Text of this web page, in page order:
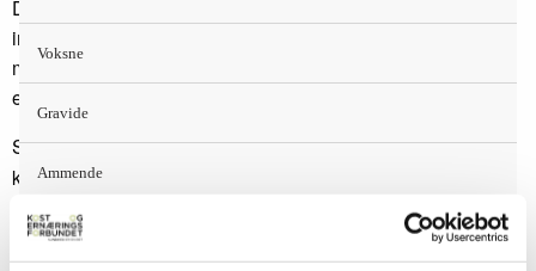
Voksne
Gravide
Ammende
Børn og unge
Da patienterne ofte har nedsat appetit, er det nødvendigt at
indtage mere energi og protein i en mindre mængde mad,
med henblik på at sikre en tilstrækkelig protein- og
energiindtagelse.
Sygehuskosten er såledesikkeet forbillede for raskes
kostvaner.
Madens konsistens kan have stor betydning, hvis patienten
er svækket eller af anden grund ikke er i stand til at spise